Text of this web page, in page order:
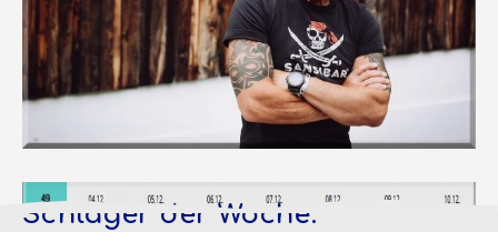
Schlager der Woche: